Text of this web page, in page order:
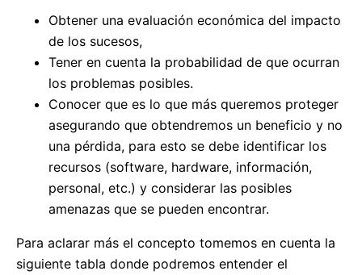
Obtener una evaluación económica del impacto
de los sucesos,
Tener en cuenta la probabilidad de que ocurran
los problemas posibles.
Conocer que es lo que más queremos proteger
asegurando que obtendremos un beneficio y no
una pérdida, para esto se debe identificar los
recursos (software, hardware, información,
personal, etc.) y considerar las posibles
amenazas que se pueden encontrar.
Para aclarar más el concepto tomemos en cuenta la
siguiente tabla donde podremos entender el